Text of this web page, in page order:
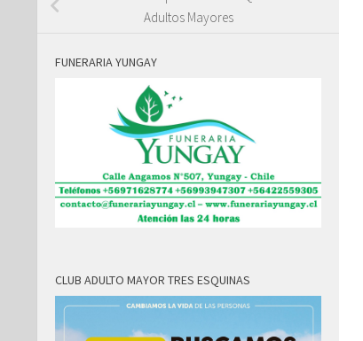
Adultos Mayores
FUNERARIA YUNGAY
CLUB ADULTO MAYOR TRES ESQUINAS